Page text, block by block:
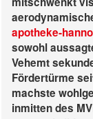
apotheke-
sowohl
Vehemt
Fördertürme
machste
inmitten des